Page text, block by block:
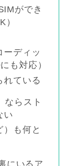
ができ
ーディッ
も対応）
れている
ならスト
い
）も何と